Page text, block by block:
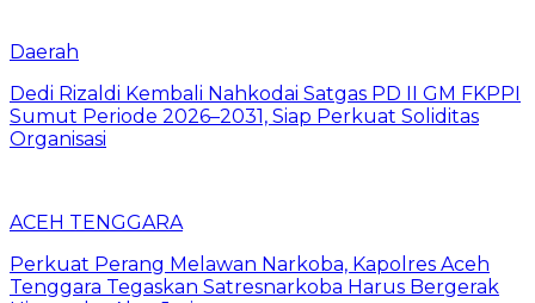
Daerah
Dedi Rizaldi Kembali Nahkodai Satgas PD II GM FKPPI
Sumut Periode 2026–2031, Siap Perkuat Soliditas
Organisasi
ACEH TENGGARA
Perkuat Perang Melawan Narkoba, Kapolres Aceh
Tenggara Tegaskan Satresnarkoba Harus Bergerak